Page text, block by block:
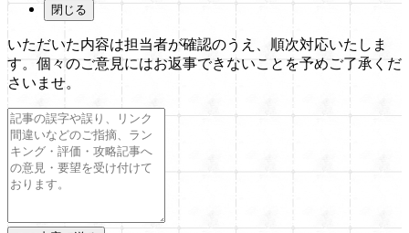
閉じる
いただいた内容は担当者が確認のうえ、順次対応いたしま
す。個々のご意見にはお返事できないことを予めご了承くだ
さいませ。